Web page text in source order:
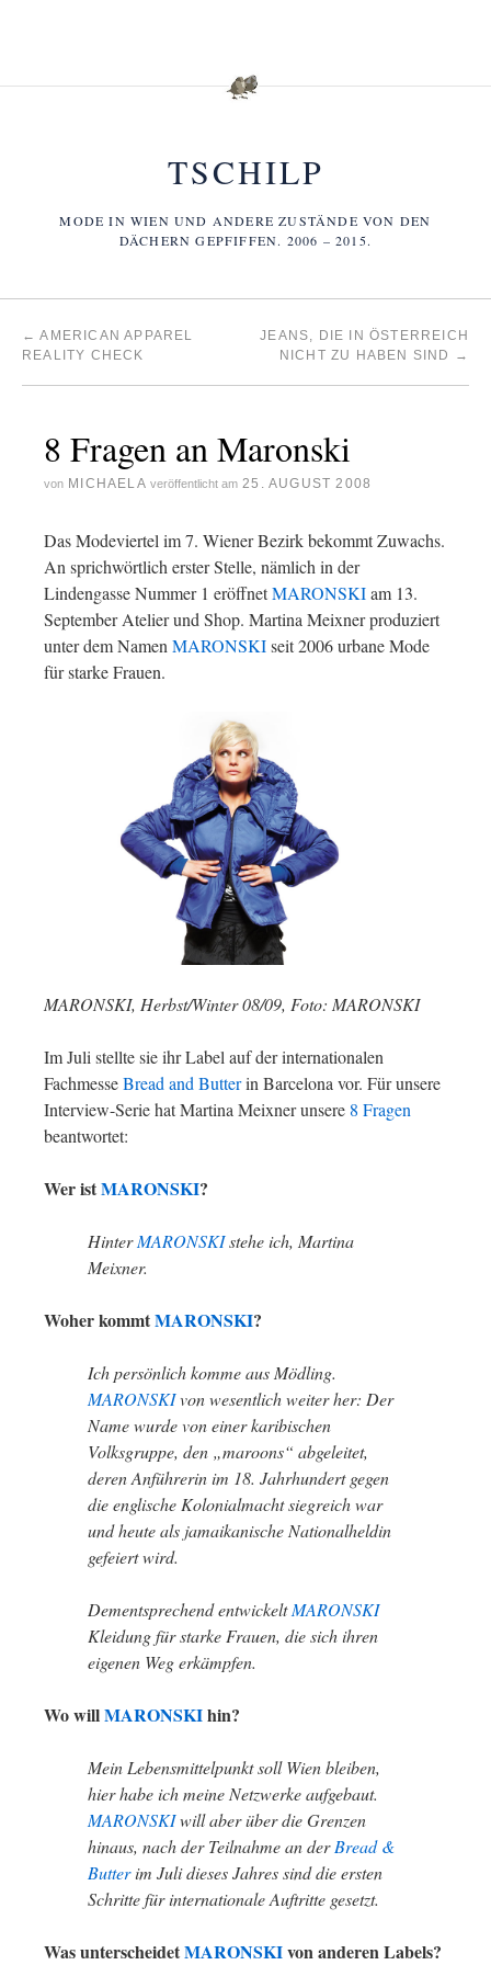
TSCHILP
MODE IN WIEN UND ANDERE ZUSTÄNDE VON DEN
DÄCHERN GEPFIFFEN. 2006 – 2015.
← AMERICAN APPAREL
REALITY CHECK
JEANS, DIE IN ÖSTERREICH
NICHT ZU HABEN SIND
→
8 Fragen an Maronski
von MICHAELA veröffentlicht am 25. AUGUST 2008
Das Modeviertel im 7. Wiener Bezirk bekommt Zuwachs.
An sprichwörtlich erster Stelle, nämlich in der
Lindengasse Nummer 1 eröffnetMARONSKIam 13.
September Atelier und Shop. Martina Meixner produziert
unter dem Namen MARONSKIseit 2006 urbane Mode
für starke Frauen.
MARONSKI, Herbst/Winter 08/09, Foto: MARONSKI
Im Juli stellte sie ihr Label auf der internationalen
FachmesseBread and Butterin Barcelona vor. Für unsere
Interview-Serie hat Martina Meixner unsere 8 Fragen
beantwortet:
Wer istMARONSKI?
HinterMARONSKIstehe ich, Martina
Meixner.
Woher kommtMARONSKI?
Ich persönlich komme aus Mödling.
MARONSKIvon wesentlich weiter her: Der
Name wurde von einer karibischen
Volksgruppe, den „maroons“ abgeleitet,
deren Anführerin im 18. Jahrhundert gegen
die englische Kolonialmacht siegreich war
und heute als jamaikanische Nationalheldin
gefeiert wird.
Dementsprechend entwickeltMARONSKI
Kleidung für starke Frauen, die sich ihren
eigenen Weg erkämpfen.
Wo willMARONSKIhin?
Mein Lebensmittelpunkt soll Wien bleiben,
hier habe ich meine Netzwerke aufgebaut.
MARONSKIwill aber über die Grenzen
hinaus, nach der Teilnahme an derBread &
Butterim Juli dieses Jahres sind die ersten
Schritte für internationale Auftritte gesetzt.
Was unterscheidetMARONSKIvon anderen Labels?